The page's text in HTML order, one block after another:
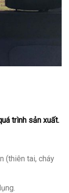
trình sản xuất.
(thiên tai, cháy